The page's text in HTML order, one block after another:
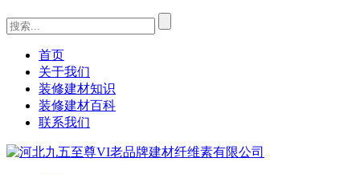
首页
关于我们
装修建材知识
装修建材百科
联系我们